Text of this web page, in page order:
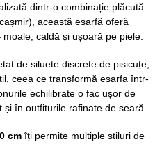
dintr-o combinație plăcută
această eșarfă oferă
caldă și ușoară pe piele.
de siluete discrete de pisicuțe,
ceea ce transformă eșarfa într-
echilibrate o fac ușor de
în outfiturile rafinate de seară.
cmîți permite multiple stiluri de